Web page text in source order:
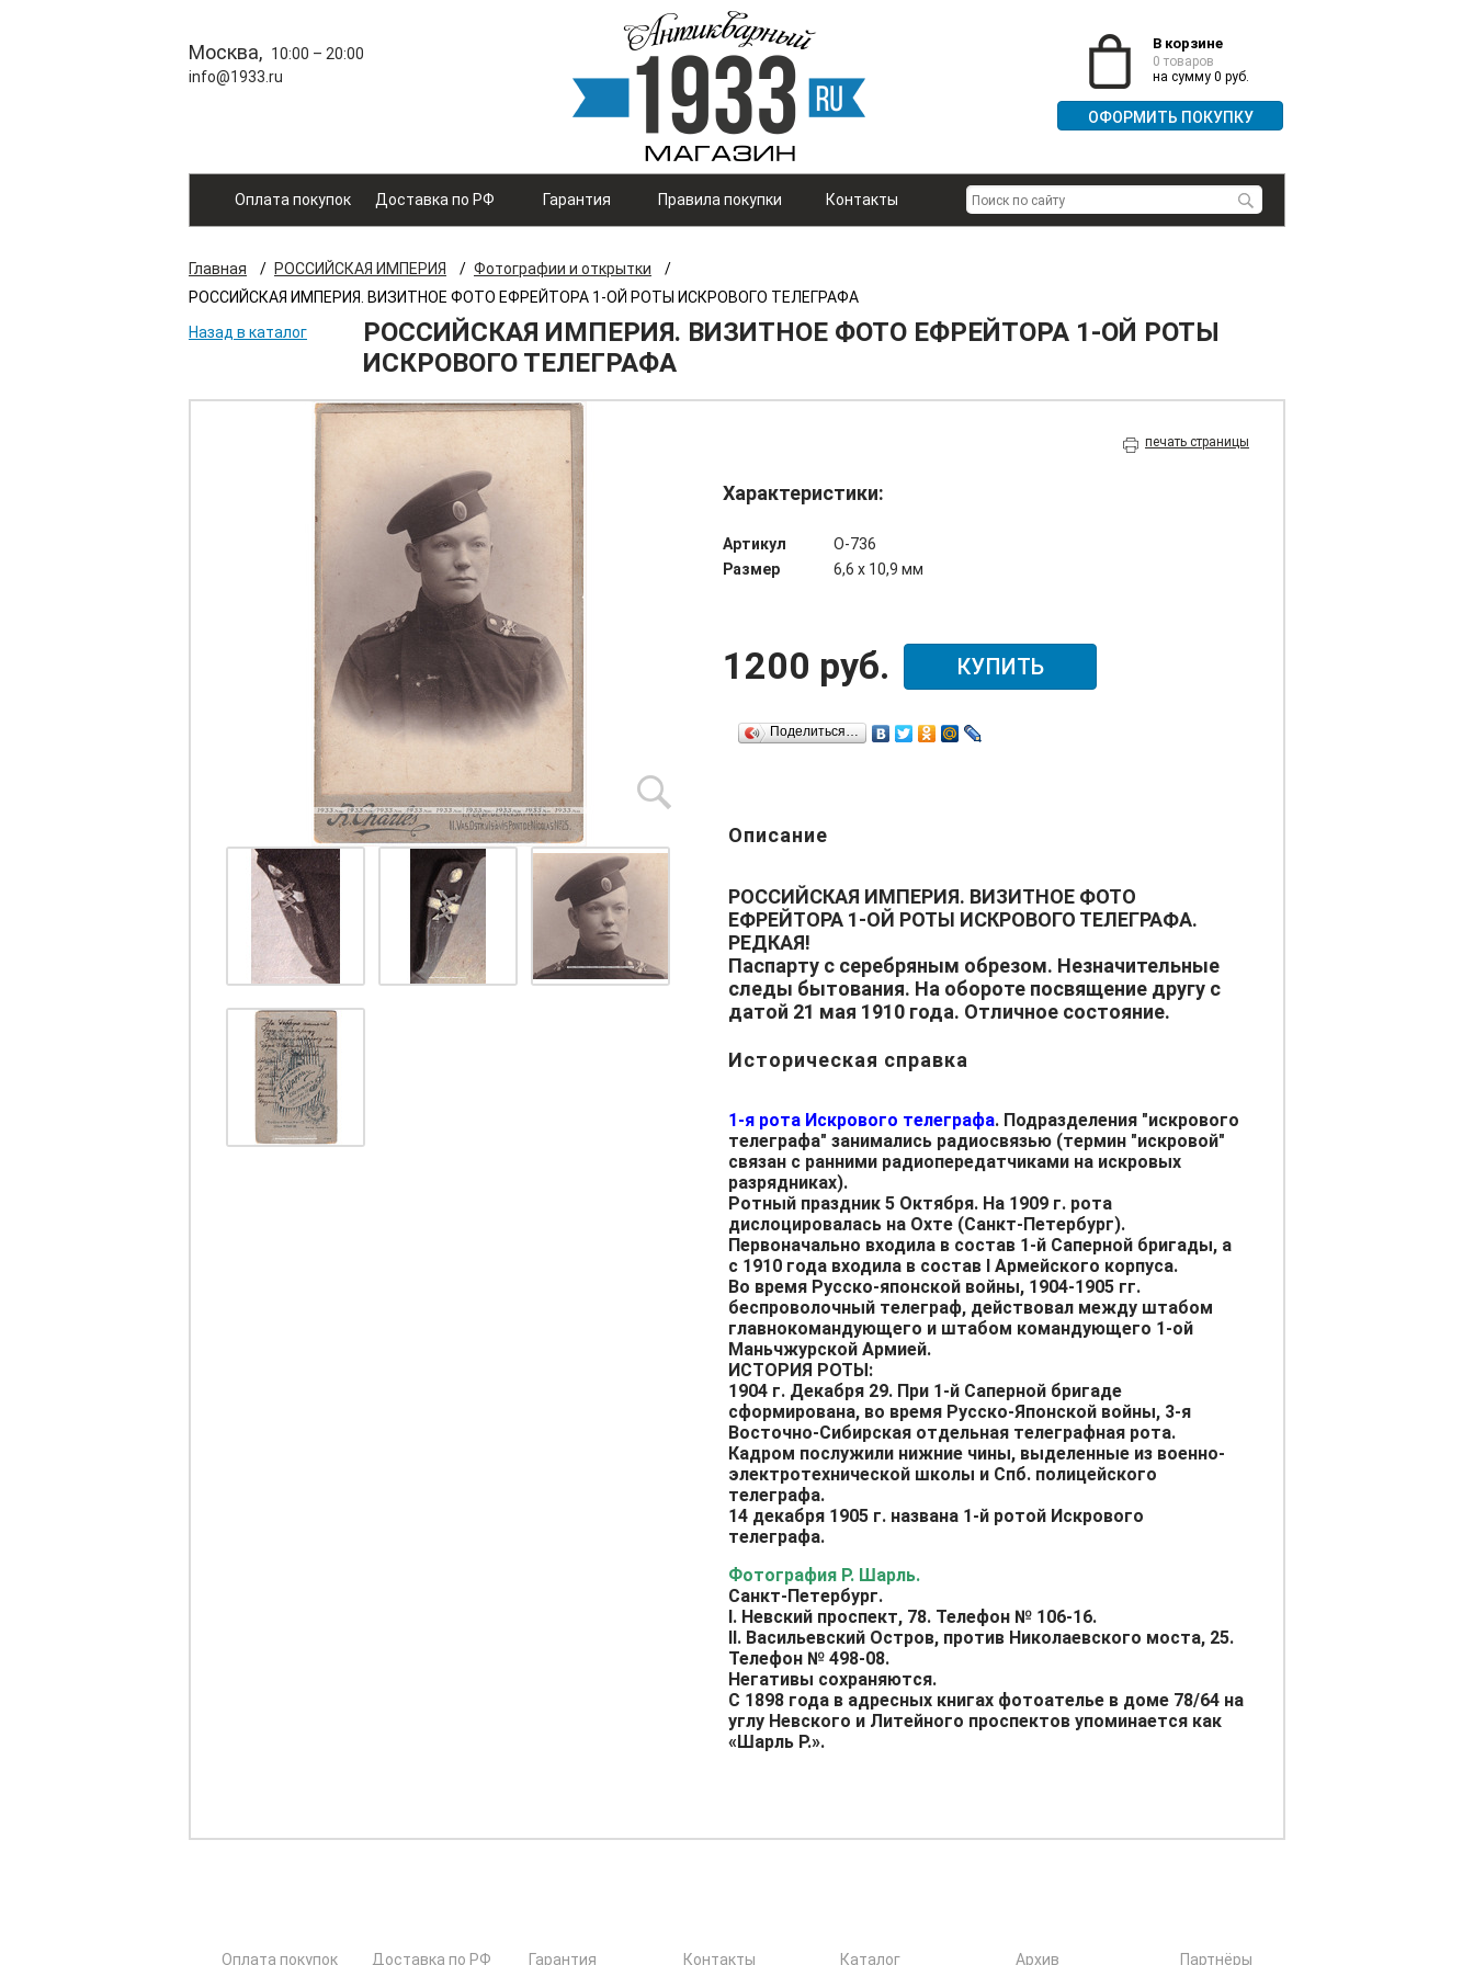
Москва, 10:00 – 20:00
info@1933.ru
В корзине
0 товаров
на сумму 0 руб.
ОФОРМИТЬ ПОКУПКУ
Оплата покупок Доставка по РФ Гарантия Правила покупки Контакты
Главная / РОССИЙСКАЯ ИМПЕРИЯ / Фотографии и открытки
/
РОССИЙСКАЯ ИМПЕРИЯ. ВИЗИТНОЕ ФОТО ЕФРЕЙТОРА 1-ОЙ РОТЫ ИСКРОВОГО ТЕЛЕГРАФА
РОССИЙСКАЯ ИМПЕРИЯ. ВИЗИТНОЕ ФОТО ЕФРЕЙТОРА 1-ОЙ РОТЫ
ИСКРОВОГО ТЕЛЕГРАФА
Назад в каталог
печать страницы
Характеристики:
Артикул
О-736
Размер
6,6 х 10,9 мм
1200 руб. КУПИТЬ
Поделиться…
Описание
РОССИЙСКАЯ ИМПЕРИЯ. ВИЗИТНОЕ ФОТО
ЕФРЕЙТОРА 1-ОЙ РОТЫ ИСКРОВОГО ТЕЛЕГРАФА.
РЕДКАЯ!
Паспарту с серебряным обрезом. Незначительные
следы бытования. На обороте посвящение другу с
датой 21 мая 1910 года. Отличное состояние.
Историческая справка
1-я рота Искрового телеграфа. Подразделения "искрового
телеграфа" занимались радиосвязью (термин "искровой"
связан с ранними радиопередатчиками на искровых
разрядниках).
Ротный праздник 5 Октября. На 1909 г. рота
дислоцировалась на Охте (Санкт-Петербург).
Первоначально входила в состав 1-й Саперной бригады, а
с 1910 года входила в состав I Армейского корпуса.
Во время Русско-японской войны, 1904-1905 гг.
беспроволочный телеграф, действовал между штабом
главнокомандующего и штабом командующего 1-ой
Маньчжурской Армией.
ИСТОРИЯ РОТЫ:
1904 г. Декабря 29. При 1-й Саперной бригаде
сформирована, во время Русско-Японской войны, 3-я
Восточно-Сибирская отдельная телеграфная рота.
Кадром послужили нижние чины, выделенные из военно-
электротехнической школы и Спб. полицейского
телеграфа.
14 декабря 1905 г. названа 1-й ротой Искрового
телеграфа.
Фотография Р. Шарль.
Санкт-Петербург.
I. Невский проспект, 78. Телефон № 106-16.
II. Васильевский Остров, против Николаевского моста, 25.
Телефон № 498-08.
Негативы сохраняются.
С 1898 года в адресных книгах фотоателье в доме 78/64 на
углу Невского и Литейного проспектов упоминается как
«Шарль Р.».
Оплата покупок Доставка по РФ Гарантия Контакты Каталог Архив Партнёры